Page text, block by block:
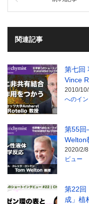
関連記事
第七回
Vince
2010/
へのイ
第55回
Welton
2020/2/8
ビュー
第22回
成」植